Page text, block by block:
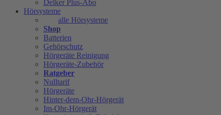
Delker Plus-Abo
Hörsysteme
alle Hörsysteme
Shop
Batterien
Gehörschutz
Hörgeräte Reinigung
Hörgeräte-Zubehör
Ratgeber
Nulltarif
Hörgeräte
Hinter-dem-Ohr-Hörgerät
Im-Ohr-Hörgerät